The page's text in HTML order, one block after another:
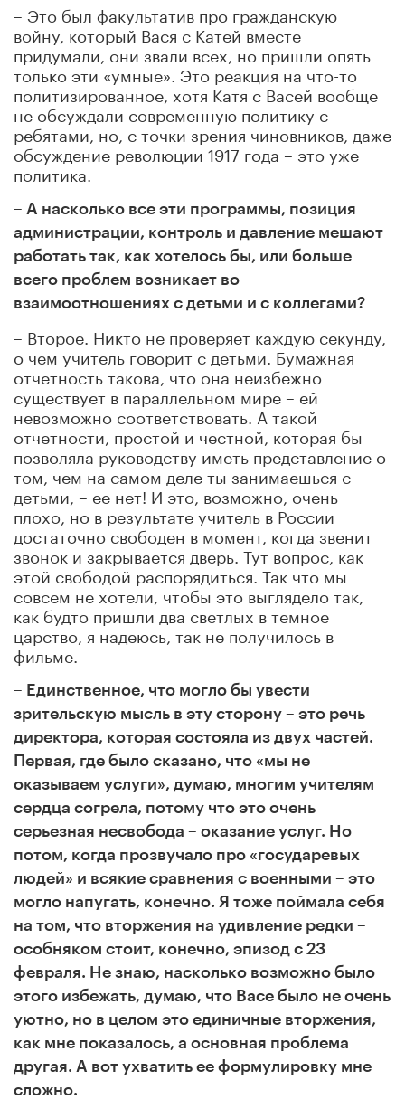
– Это был факультатив про гражданскую
войну, который Вася с Катей вместе
придумали, они звали всех, но пришли опять
только эти «умные». Это реакция на что-то
политизированное, хотя Катя с Васей вообще
не обсуждали современную политику с
ребятами, но, с точки зрения чиновников, даже
обсуждение революции 1917 года – это уже
политика.
– А насколько все эти программы, позиция
администрации, контроль и давление мешают
работать так, как хотелось бы, или больше
всего проблем возникает во
взаимоотношениях с детьми и с коллегами?
– Второе. Никто не проверяет каждую секунду,
о чем учитель говорит с детьми. Бумажная
отчетность такова, что она неизбежно
существует в параллельном мире – ей
невозможно соответствовать. А такой
отчетности, простой и честной, которая бы
позволяла руководству иметь представление о
том, чем на самом деле ты занимаешься с
детьми, – ее нет! И это, возможно, очень
плохо, но в результате учитель в России
достаточно свободен в момент, когда звенит
звонок и закрывается дверь. Тут вопрос, как
этой свободой распорядиться. Так что мы
совсем не хотели, чтобы это выглядело так,
как будто пришли два светлых в темное
царство, я надеюсь, так не получилось в
фильме.
– Единственное, что могло бы увести
зрительскую мысль в эту сторону – это речь
директора, которая состояла из двух частей.
Первая, где было сказано, что «мы не
оказываем услуги», думаю, многим учителям
сердца согрела, потому что это очень
серьезная несвобода – оказание услуг. Но
потом, когда прозвучало про «государевых
людей» и всякие сравнения с военными – это
могло напугать, конечно. Я тоже поймала себя
на том, что вторжения на удивление редки –
особняком стоит, конечно, эпизод с 23
февраля. Не знаю, насколько возможно было
этого избежать, думаю, что Васе было не очень
уютно, но в целом это единичные вторжения,
как мне показалось, а основная проблема
другая. А вот ухватить ее формулировку мне
сложно.